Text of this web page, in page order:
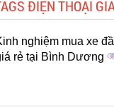
ĐIỆN THOẠI
nghiệm mua xe
rẻ tại Bình Dương